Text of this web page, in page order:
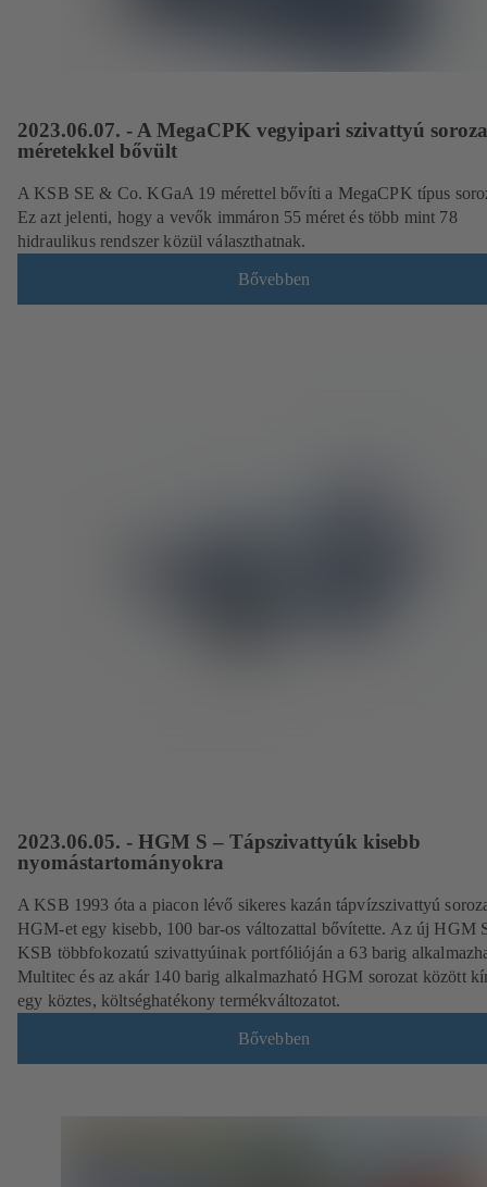
2023.06.07. - A MegaCPK vegyipari szivattyú
méretekkel bővült
A KSB SE & Co. KGaA 19 mérettel bővíti a MegaCPK típus
Ez azt jelenti, hogy a vevők immáron 55 méret és több mint 78
hidraulikus rendszer közül választhatnak.
Bővebben
2023.06.05. - HGM S – Tápszivattyúk kisebb
nyomástartományokra
A KSB 1993 óta a piacon lévő sikeres kazán tápvízszivattyú
HGM-et egy kisebb, 100 bar-os változattal bővítette. Az új HGM
KSB többfokozatú szivattyúinak portfólióján a 63 barig
Multitec és az akár 140 barig alkalmazható HGM sorozat között
egy köztes, költséghatékony termékváltozatot.
Bővebben